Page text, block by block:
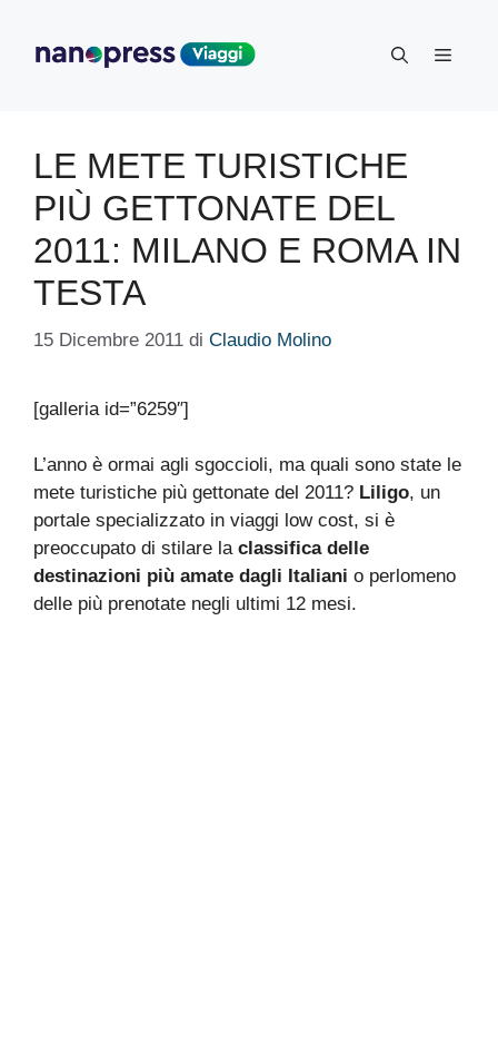
contenuto
Menu
LE METE TURISTICHE
PIÙ GETTONATE DEL
2011: MILANO E ROMA IN
TESTA
15 Dicembre 2011 di Claudio Molino
[galleria id=”6259″]
L’anno è ormai agli sgoccioli, ma quali sono state le
mete turistiche più gettonate del 2011? Liligo, un
portale specializzato in viaggi low cost, si è
preoccupato di stilare la classifica delle
destinazioni più amate dagli Italiani o perlomeno
delle più prenotate negli ultimi 12 mesi.